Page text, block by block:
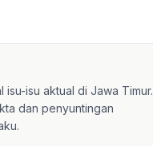
isu aktual di Jawa Timur.
dan penyuntingan